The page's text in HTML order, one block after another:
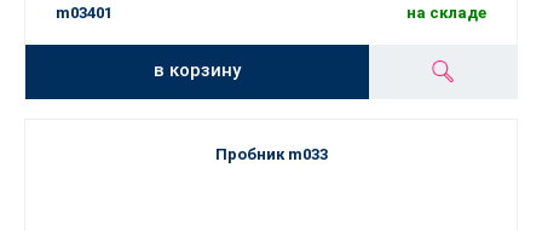
m03401 на складе
в корзину
Пробник m033